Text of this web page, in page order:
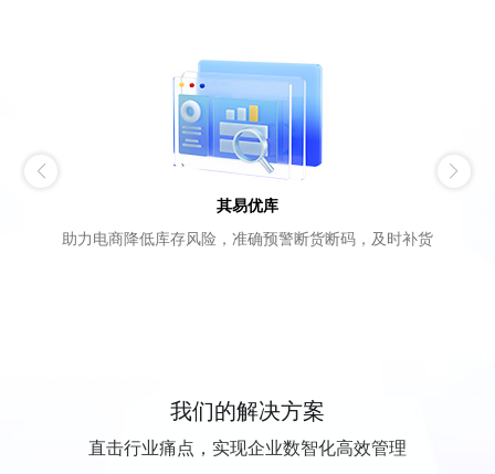
其易优库
助力电商降低库存风险，准确预警断货断码，及时补货
我们的解决方案
直击行业痛点，实现企业数智化高效管理